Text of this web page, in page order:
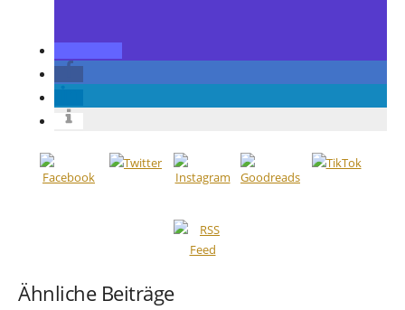
Ähnliche Beiträge